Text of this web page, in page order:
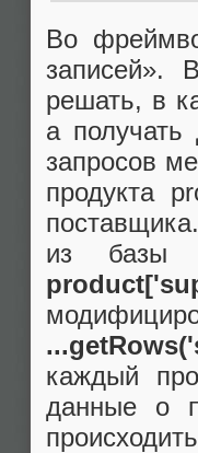
Во
записей».
решать, в
а
запросов
продукта
из базы
каждый
данные о